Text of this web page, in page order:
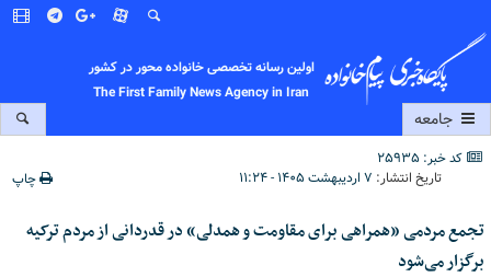
اولین رسانه تخصصی خانواده محور در کشور
The First Family News Agency in Iran
جامعه
کد خبر: 25935
تاریخ انتشار: ۷ اردیبهشت ۱۴۰۵ - ۱۱:۲۴ چاپ
تجمع مردمی «همراهی برای مقاومت و همدلی» در قدردانی از مردم ترکیه
برگزار می‌شود